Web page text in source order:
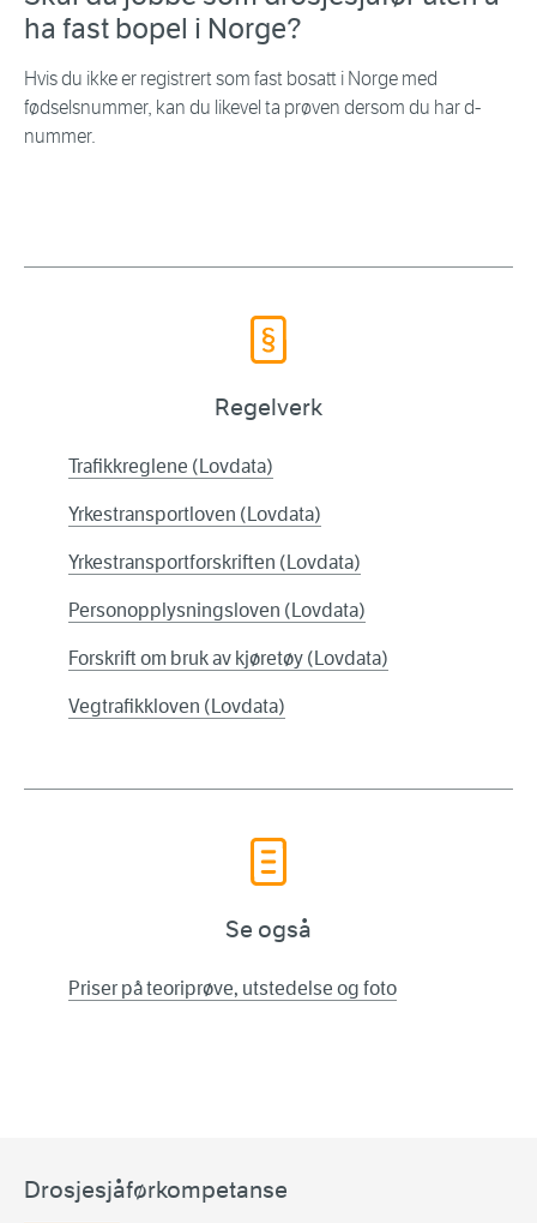
ha fast bopel i Norge?
Hvis du ikke er registrert som fast bosatt i Norge med
fødselsnummer, kan du likevel ta prøven dersom du har d-
nummer.
Regelverk
Trafikkreglene (Lovdata)
Yrkestransportloven (Lovdata)
Yrkestransportforskriften (Lovdata)
Personopplysningsloven (Lovdata)
Forskrift om bruk av kjøretøy (Lovdata)
Vegtrafikkloven (Lovdata)
Se også
Priser på teoriprøve, utstedelse og foto
Drosjesjåførkompetanse